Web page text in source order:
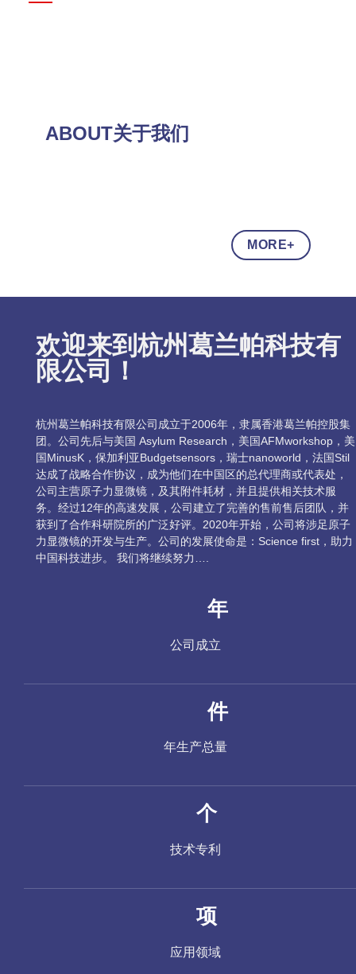
ABOUT关于我们
MORE+
欢迎来到杭州葛兰帕科技有
限公司！
杭州葛兰帕科技有限公司成立于2006年，隶属香港葛兰帕控股集
团。公司先后与美国 Asylum Research，美国AFMworkshop，美
国MinusK，保加利亚Budgetsensors，瑞士nanoworld，法国Stil
达成了战略合作协议，成为他们在中国区的总代理商或代表处，
公司主营原子力显微镜，及其附件耗材，并且提供相关技术服
务。经过12年的高速发展，公司建立了完善的售前售后团队，并
获到了合作科研院所的广泛好评。2020年开始，公司将涉足原子
力显微镜的开发与生产。公司的发展使命是：Science first，助力
中国科技进步。 我们将继续努力….
年
公司成立
件
年生产总量
个
技术专利
项
应用领域